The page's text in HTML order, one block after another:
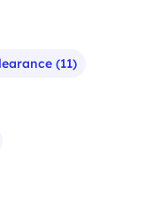
(11)